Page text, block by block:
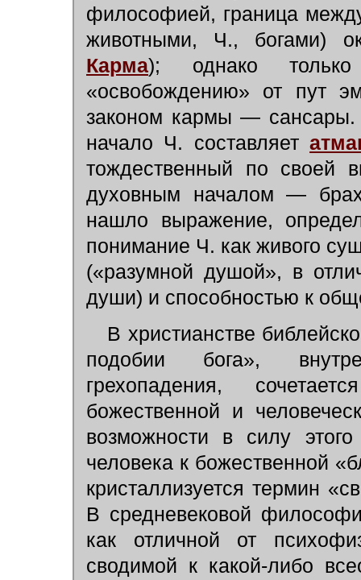
философией, граница
животными, Ч., богами)
Карма); однако
«освобождению» от пут
законом кармы —
начало Ч. составляет
тождественный по своей
духовным началом —
нашло выражение,
понимание Ч. как живого
(«разумной душой», в
души) и способностью к
В христианстве
подобии бога»,
грехопадения,
божественной и
возможности в силу
человека к божественной
кристаллизуется термин
В средневековой
как отличной от
сводимой к какой-либо